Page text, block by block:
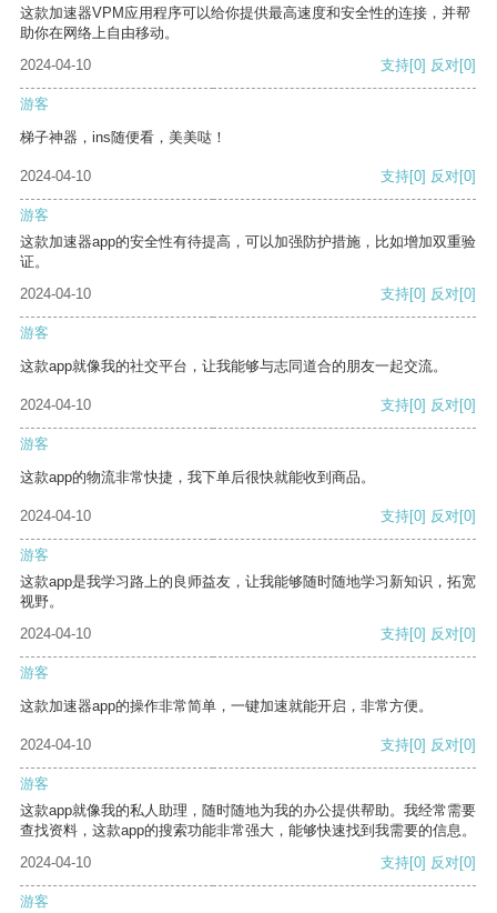
这款加速器VPM应用程序可以给你提供最高速度和安全性的连接，并帮
助你在网络上自由移动。
2024-04-10
支持[0] 反对[0]
游客
梯子神器，ins随便看，美美哒！
2024-04-10 支持[0] 反对[0]
游客
这款加速器app的安全性有待提高，可以加强防护措施，比如增加双重验
证。
2024-04-10
支持[0] 反对[0]
游客
这款app就像我的社交平台，让我能够与志同道合的朋友一起交流。
2024-04-10 支持[0] 反对[0]
游客
这款app的物流非常快捷，我下单后很快就能收到商品。
2024-04-10 支持[0] 反对[0]
游客
这款app是我学习路上的良师益友，让我能够随时随地学习新知识，拓宽
视野。
2024-04-10
支持[0] 反对[0]
游客
这款加速器app的操作非常简单，一键加速就能开启，非常方便。
2024-04-10 支持[0] 反对[0]
游客
这款app就像我的私人助理，随时随地为我的办公提供帮助。我经常需要
查找资料，这款app的搜索功能非常强大，能够快速找到我需要的信息。
2024-04-10
支持[0] 反对[0]
游客